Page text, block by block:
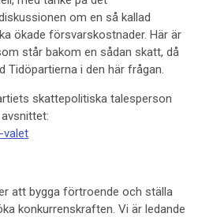
om en så kallad
ökade försvarskostnader. Här är
står bakom en sådan skatt, då
Tidöpartierna i den här frågan.
skattepolitiska talesperson
valet
att bygga förtroende och ställa
konkurrenskraften. Vi är ledande